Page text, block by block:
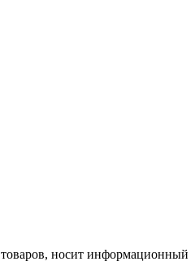
товаров, носит информационный